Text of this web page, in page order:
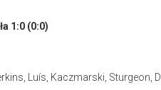
1:0 (0:0)
Luís, Kaczmarski, Sturgeon,